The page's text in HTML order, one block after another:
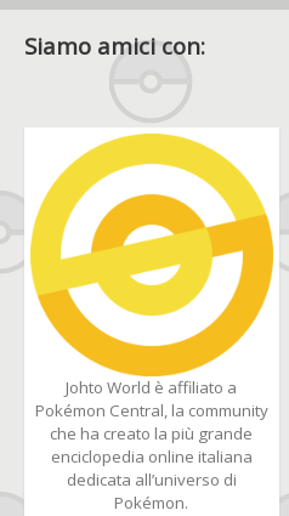
Siamo amici con:
Johto World è affiliato a
Pokémon Central, la community
che ha creato la più grande
enciclopedia online italiana
dedicata all’universo di
Pokémon.